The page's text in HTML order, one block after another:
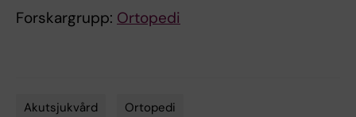
Forskargrupp: Ortopedi
Akutsjukvård Ortopedi